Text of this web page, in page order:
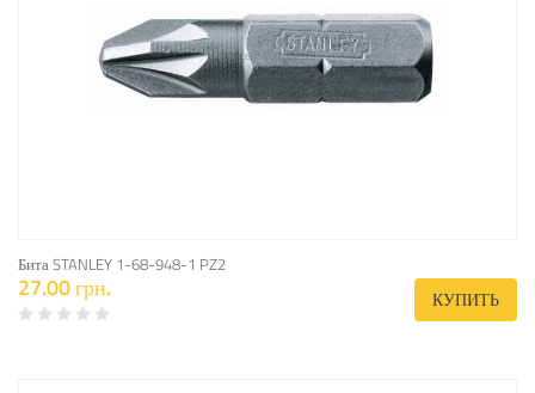
Бита STANLEY 1-68-948-1 PZ2
27.00 грн. КУПИТЬ